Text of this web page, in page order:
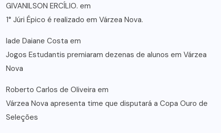
GIVANILSON ERCÍLIO. em
1° Júri Épico é realizado em Várzea Nova.
lade Daiane Costa em
Jogos Estudantis premiaram dezenas de alunos em Várzea
Nova
Roberto Carlos de Oliveira em
Várzea Nova apresenta time que disputará a Copa Ouro de
Seleções